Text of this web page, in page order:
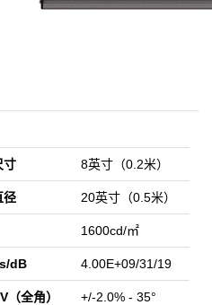
寸 8英寸（0.2米）
径 20英寸（0.5米）
1600cd/㎡
dB 4.00E+09/31/19
（全角） +/-2.0% - 35°